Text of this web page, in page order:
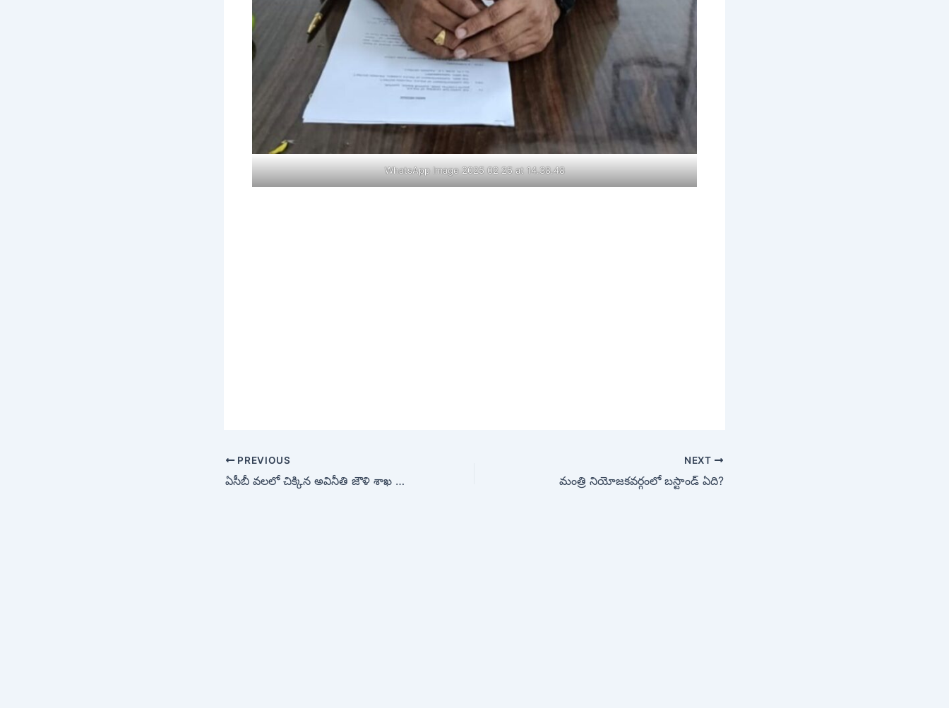
WhatsApp Image 2025 02 25 at 14.38.48
PREVIOUS
ఏసీబీ వలలో చిక్కిన అవినీతి జౌళి శాఖ అధికారి కృష్ణయ్య
NEXT
మంత్రి నియోజకవర్గంలో బస్టాండ్ ఏది?